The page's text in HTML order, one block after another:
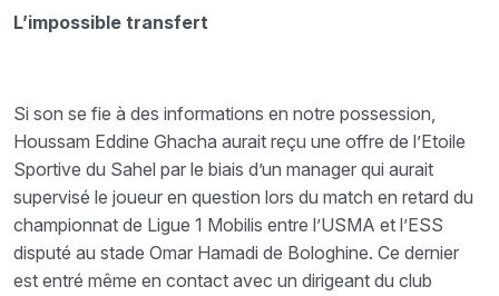
L’impossible transfert
Si son se fie à des informations en notre possession,
Houssam Eddine Ghacha aurait reçu une offre de l’Etoile
Sportive du Sahel par le biais d’un manager qui aurait
supervisé le joueur en question lors du match en retard du
championnat de Ligue 1 Mobilis entre l’USMA et l’ESS
disputé au stade Omar Hamadi de Bologhine. Ce dernier
est entré même en contact avec un dirigeant du club